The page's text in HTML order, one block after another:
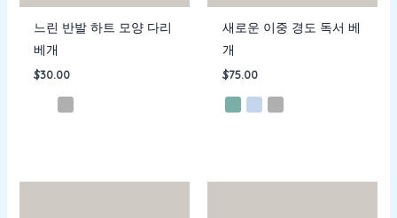
느린 반발 하트 모양 다리
베개
$30.00
새로운 이중 경도 독서 베
개
$75.00